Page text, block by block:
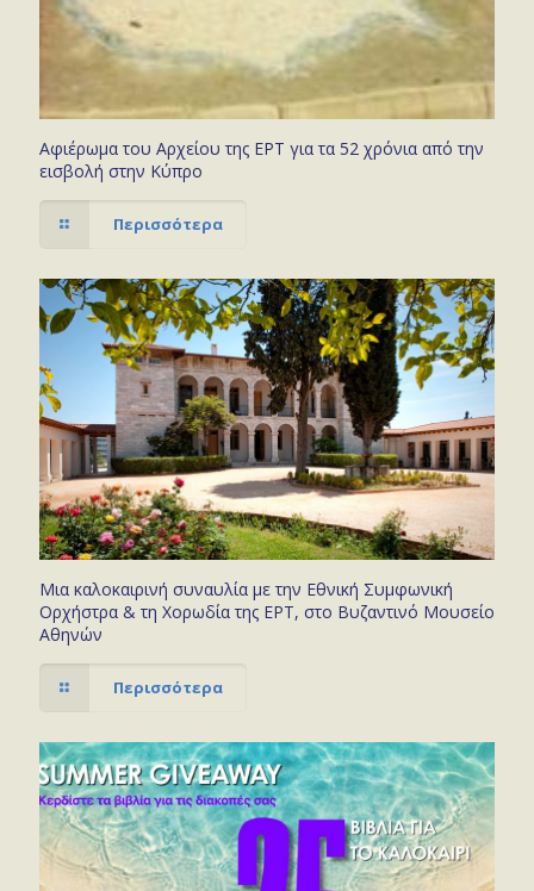
Αφιέρωμα του Αρχείου της ΕΡΤ για τα 52 χρόνια από την
εισβολή στην Κύπρο
Περισσότερα
Μια καλοκαιρινή συναυλία με την Εθνική Συμφωνική
Ορχήστρα & τη Χορωδία της ΕΡΤ, στο Βυζαντινό Μουσείο
Αθηνών
Περισσότερα